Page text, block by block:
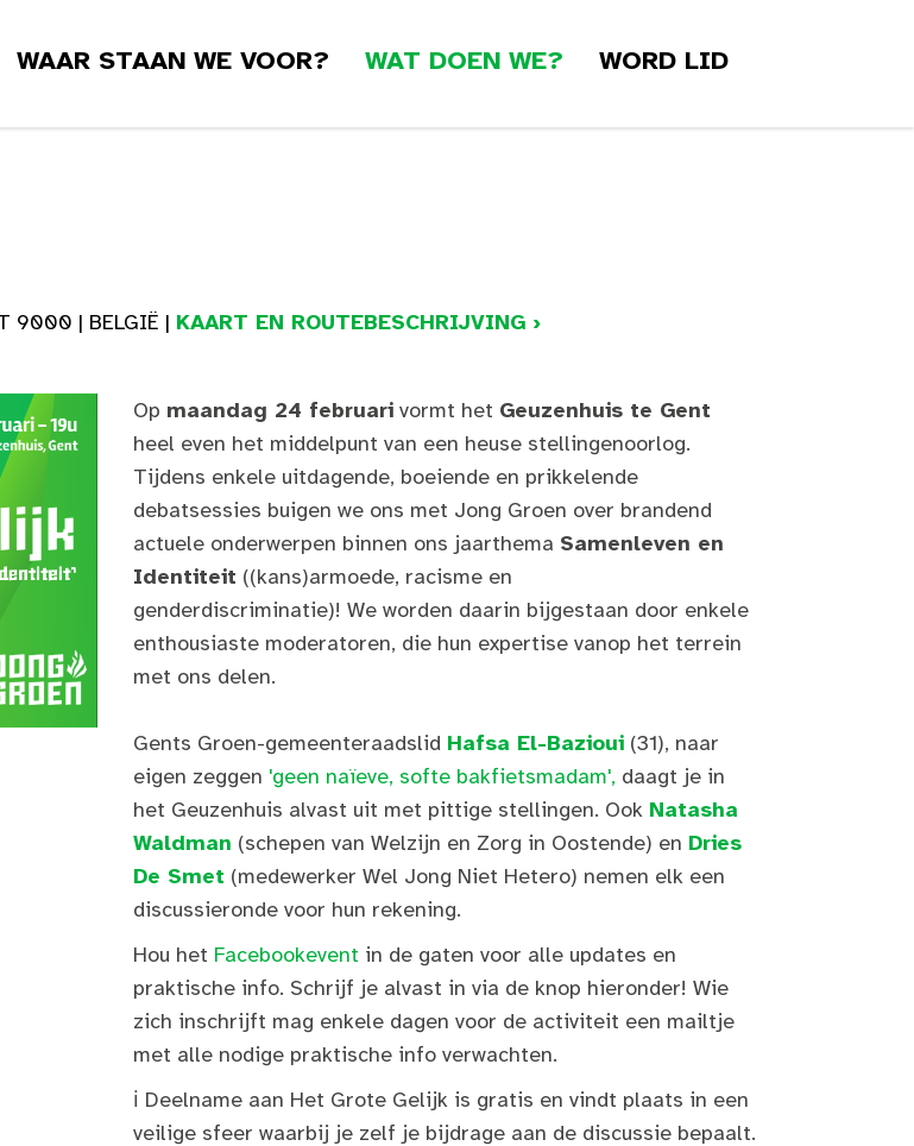
WAAR STAAN WE VOOR? WAT DOEN WE? WORD LID
9000 | BELGIË | KAART EN ROUTEBESCHRIJVING ›
Op maandag 24 februari vormt het Geuzenhuis te Gent
heel even het middelpunt van een heuse stellingenoorlog.
Tijdens enkele uitdagende, boeiende en prikkelende
debatsessies buigen we ons met Jong Groen over brandend
actuele onderwerpen binnen ons jaarthema Samenleven en
Identiteit ((kans)armoede, racisme en
genderdiscriminatie)! We worden daarin bijgestaan door enkele
enthousiaste moderatoren, die hun expertise vanop het terrein
met ons delen.
Gents Groen-gemeenteraadslid Hafsa El-Bazioui (31), naar
eigen zeggen 'geen naïeve, softe bakfietsmadam', daagt je in
het Geuzenhuis alvast uit met pittige stellingen. Ook Natasha
Waldman (schepen van Welzijn en Zorg in Oostende) en Dries
De Smet (medewerker Wel Jong Niet Hetero) nemen elk een
discussieronde voor hun rekening.
Hou het Facebookevent in de gaten voor alle updates en
praktische info. Schrijf je alvast in via de knop hieronder! Wie
zich inschrijft mag enkele dagen voor de activiteit een mailtje
met alle nodige praktische info verwachten.
ℹ️ Deelname aan Het Grote Gelijk is gratis en vindt plaats in een
veilige sfeer waarbij je zelf je bijdrage aan de discussie bepaalt.